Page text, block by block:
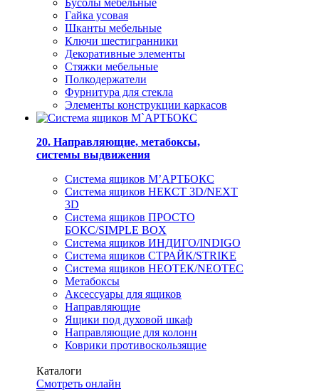
Бусолы мебельные
Гайка усовая
Шканты мебельные
Ключи шестигранники
Декоративные элементы
Стяжки мебельные
Полкодержатели
Фурнитура для стекла
Элементы конструкции каркасов
20. Направляющие, метабоксы,
системы выдвижения
Система ящиков М’АРТБОКС
Система ящиков НЕКСТ 3D/NEXT
3D
Система ящиков ПРОСТО
БОКС/SIMPLE BOX
Система ящиков ИНДИГО/INDIGO
Система ящиков СТРАЙК/STRIKE
Система ящиков НЕОТЕК/NEOTEC
Метабоксы
Аксессуары для ящиков
Направляющие
Ящики под духовой шкаф
Направляющие для колонн
Коврики противоскользящие
Каталоги
Смотреть онлайн